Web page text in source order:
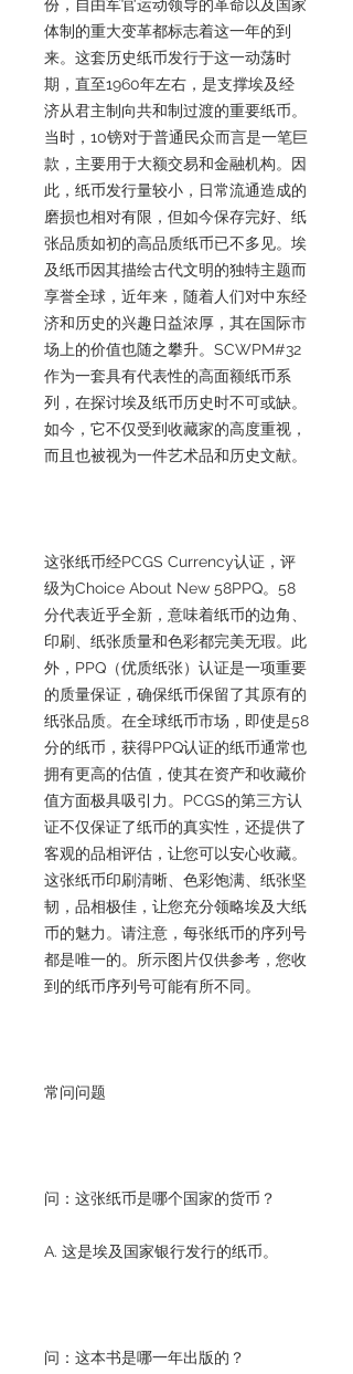
份，自由军官运动领导的革命以及国家
体制的重大变革都标志着这一年的到
来。这套历史纸币发行于这一动荡时
期，直至1960年左右，是支撑埃及经
济从君主制向共和制过渡的重要纸币。
当时，10镑对于普通民众而言是一笔巨
款，主要用于大额交易和金融机构。因
此，纸币发行量较小，日常流通造成的
磨损也相对有限，但如今保存完好、纸
张品质如初的高品质纸币已不多见。埃
及纸币因其描绘古代文明的独特主题而
享誉全球，近年来，随着人们对中东经
济和历史的兴趣日益浓厚，其在国际市
场上的价值也随之攀升。SCWPM#32
作为一套具有代表性的高面额纸币系
列，在探讨埃及纸币历史时不可或缺。
如今，它不仅受到收藏家的高度重视，
而且也被视为一件艺术品和历史文献。
这张纸币经PCGS Currency认证，评
级为Choice About New 58PPQ。58
分代表近乎全新，意味着纸币的边角、
印刷、纸张质量和色彩都完美无瑕。此
外，PPQ（优质纸张）认证是一项重要
的质量保证，确保纸币保留了其原有的
纸张品质。在全球纸币市场，即使是58
分的纸币，获得PPQ认证的纸币通常也
拥有更高的估值，使其在资产和收藏价
值方面极具吸引力。PCGS的第三方认
证不仅保证了纸币的真实性，还提供了
客观的品相评估，让您可以安心收藏。
这张纸币印刷清晰、色彩饱满、纸张坚
韧，品相极佳，让您充分领略埃及大纸
币的魅力。请注意，每张纸币的序列号
都是唯一的。所示图片仅供参考，您收
到的纸币序列号可能有所不同。
常问问题
问：这张纸币是哪个国家的货币？
A. 这是埃及国家银行发行的纸币。
问：这本书是哪一年出版的？